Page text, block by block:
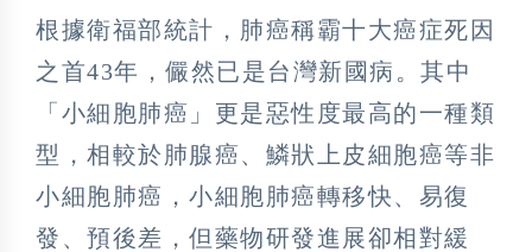
根據衛福部統計，肺癌稱霸十大癌症死因
之首43年，儼然已是台灣新國病。其中
「小細胞肺癌」更是惡性度最高的一種類
型，相較於肺腺癌、鱗狀上皮細胞癌等非
小細胞肺癌，小細胞肺癌轉移快、易復
發、預後差，但藥物研發進展卻相對緩